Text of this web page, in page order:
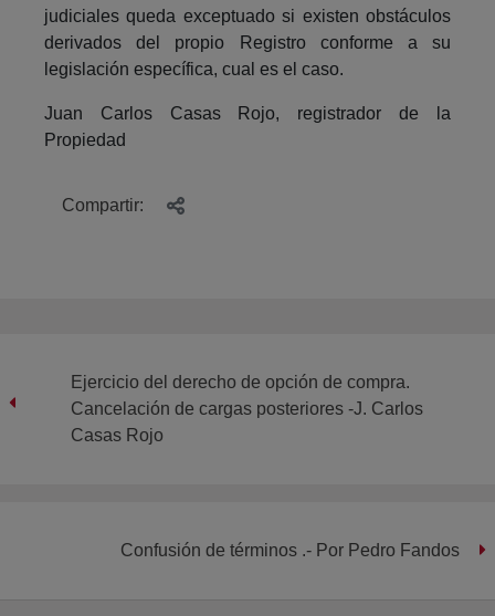
judiciales queda exceptuado si existen obstáculos
derivados del propio Registro conforme a su
legislación específica, cual es el caso.
Juan Carlos Casas Rojo, registrador de la
Propiedad
Compartir:
Ejercicio del derecho de opción de compra.
Cancelación de cargas posteriores -J. Carlos
Casas Rojo
Confusión de términos .- Por Pedro Fandos